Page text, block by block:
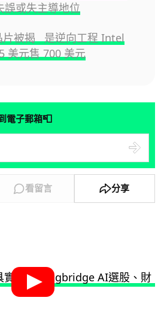
誤或失主導地位
片被揭 是逆向工程 Intel
美元售 700 美元
電子郵箱📮
看留言 分享